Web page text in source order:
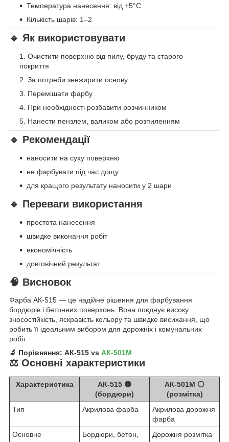
Температура нанесення: від +5°C
Кількість шарів: 1–2
🔹 Як використовувати
Очистити поверхню від пилу, бруду та старого
покриття
За потреби знежирити основу
Перемішати фарбу
При необхідності розбавити розчинником
Нанести пензлем, валиком або розпиленням
🔹 Рекомендації
наносити на суху поверхню
не фарбувати під час дощу
для кращого результату наносити у 2 шари
🔹 Переваги використання
простота нанесення
швидке виконання робіт
економічність
довговічний результат
🧠 Висновок
Фарба АК-515 — це надійне рішення для фарбування
бордюрів і бетонних поверхонь. Вона поєднує високу
зносостійкість, яскравість кольору та швидке висихання, що
робить її ідеальним вибором для дорожніх і комунальних
робіт.
🔬 Порівняння: АК-515 vs АК-501М
⚖️ Основні характеристики
Характеристика АК-515 🟡
(бордюри)
АК-501М ⚪
(розмітка)
Тип
Акрилова фарба
Акрилова дорожня
фарба
Основне
Бордюри, бетон,
Дорожня розмітка